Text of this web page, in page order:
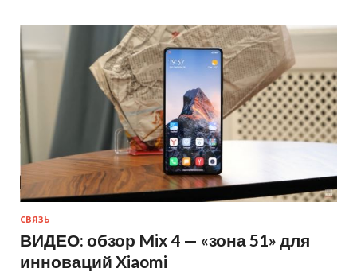
СВЯЗЬ
ВИДЕО: обзор Mix 4 — «зона 51» для
инноваций Xiaomi